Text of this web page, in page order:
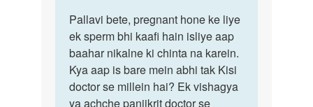
to
Mere
shadi
ko
3
saal
Pallavi
bete,
pregnant
hone
Pallavi bete, pregnant hone ke liye
ek sperm bhi kaafi hain isliye aap
baahar nikalne ki chinta na karein.
Kya aap is bare mein abhi tak Kisi
doctor se millein hai? Ek vishagya
ya achche panjikrit doctor se